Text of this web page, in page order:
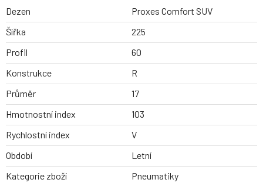
Dezen
Proxes Comfort SUV
Šířka
225
Profil
60
Konstrukce
R
Průměr
17
Hmotnostní index
103
Rychlostní index
V
Období
Letní
Kategorie zboží
Pneumatiky